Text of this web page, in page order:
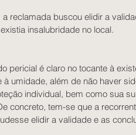
a reclamada buscou elidir a
insalubridade no local.
pericial é claro no tocante à
à umidade, além de não haver
individual, bem como sua
concreto, tem-se que a
elidir a validade e as